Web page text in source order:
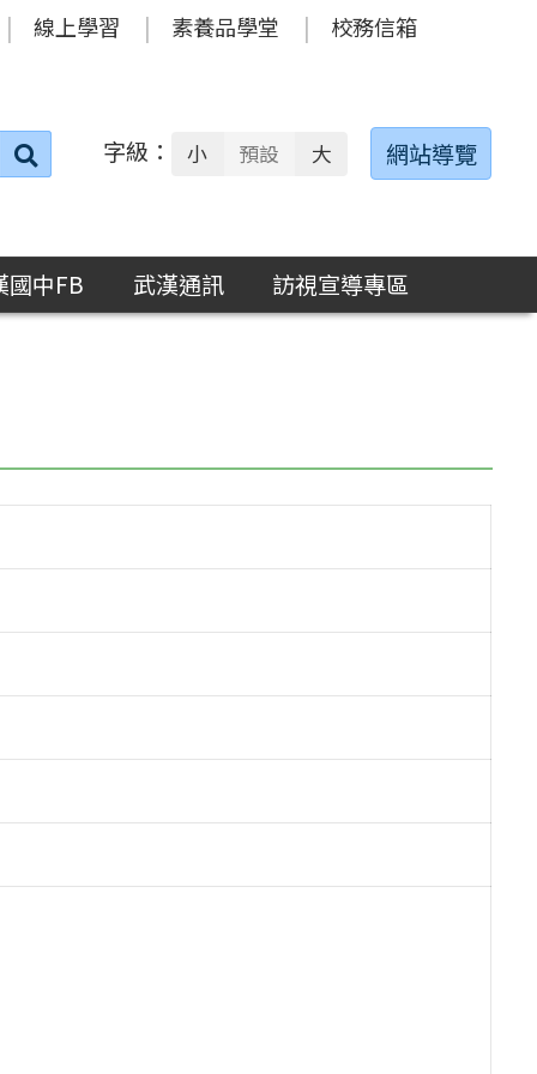
線上學習 素養品學堂 校務信箱
搜
字級： 小 預設 大 網站導覽
國中FB 武漢通訊
訪視宣導專區